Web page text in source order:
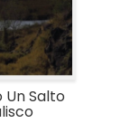
Salto